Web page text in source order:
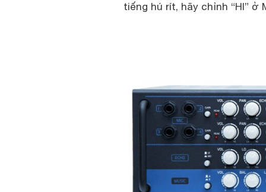
tiếng hú rít, hãy chỉnh “HI” ở